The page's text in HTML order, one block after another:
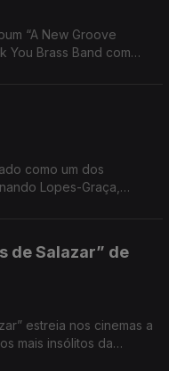
“A New Groove
You Brass Band com
como um dos
Lopes-Graça,
de Salazar” de
a
mais insólitos da